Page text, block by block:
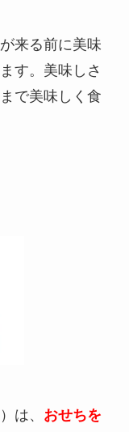
来る前に美味
す。美味しさ
で美味しく食
は、 おせちを